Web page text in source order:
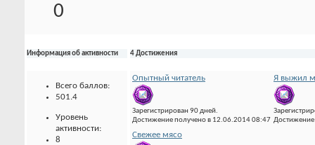
0
Информация об активности
Всего баллов:
501.4
Уровень
активности:
8
4 Достижения
Опытный читатель
Зарегистрирован 90 дней.
Достижение получено в 12.06.2014 08:47
Я выжил
Свежее мясо